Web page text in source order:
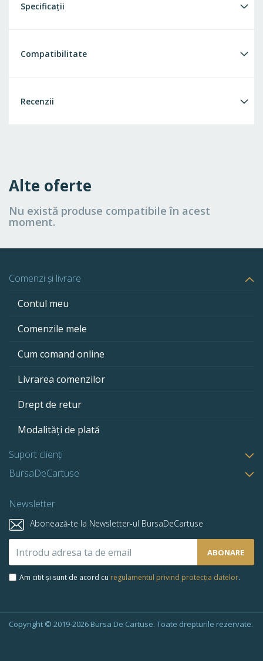
Specificații
Compatibilitate
Recenzii
Alte oferte
Nu există produse compatibile în acest
moment.
Comenzi și livrare
Contul meu
Comenzile mele
Cum comand online
Livrarea comenzilor
Drept de retur
Modalități de plată
Suport clienți
BursaDeCartuse
Newsletter
Abonează-te la Newsletter-ul BursaDeCartuse
la
newsletter-
ABONARE
Am citit și sunt de acord cu regulamentul privind protecția datelor.
Copyright © 2019-2026 Bursa De Cartuse. Toate drepturile rezervate.